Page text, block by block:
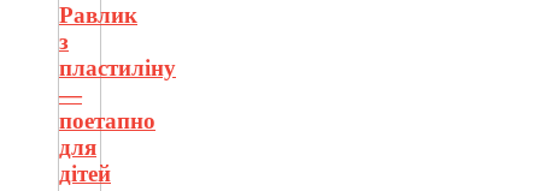
Равлик
з
пластиліну
—
поетапно
для
дітей